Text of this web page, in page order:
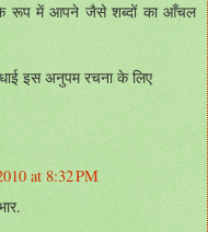
के रूप में आपने जैसे शब्दों का आँचल
इस अनुपम रचना के लिए
at 8:32 PM